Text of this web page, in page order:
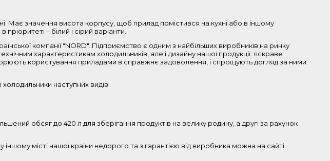
Має значення висота корпусу, щоб прилад помістився на кухні або в іншому
– білий і сірий варіанти.
компанії "NORD". Підприємство є одним з найбільших виробників на ринку
характеристикам холодильників, але і дизайну нашої продукції: яскраве
користування приладами в справжнє задоволення, і спрощують догляд за ними.
наступних видів:
обсяг до 420 л для зберігання продуктів на велику родину, а другі за рахунок
місті нашої країни недорого та з гарантією від виробника можна на сайті